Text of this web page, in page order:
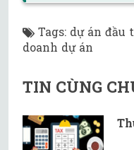
Tags: dự án đầu
doanh dự án
TIN CÙNG